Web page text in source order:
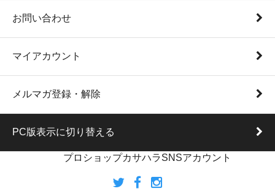
お問い合わせ
マイアカウント
メルマガ登録・解除
PC版表示に切り替える
プロショップカサハラSNSアカウント